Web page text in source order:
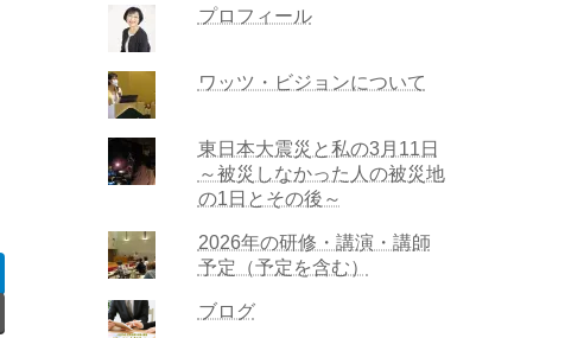
プロフィール
ワッツ・ビジョンについて
東日本大震災と私の3月11日
～被災しなかった人の被災地
の1日とその後～
2026年の研修・講演・講師
予定（予定を含む）
ブログ